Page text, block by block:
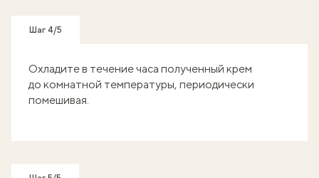
Шаг 4/5
Охладите в течение часа полученный крем
до комнатной температуры, периодически
помешивая.